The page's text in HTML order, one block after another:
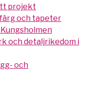
projekt
och tapeter
och detaljrikedom i
och